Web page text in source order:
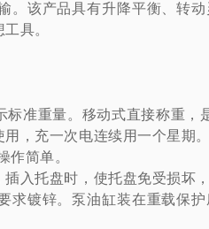
该产品具有升降平衡、转
具。
准重量。移动式直接称重，
，充一次电连续用一个星期。
作简单。
入托盘时，使托盘免受损坏
求镀锌。泵油缸装在重载保